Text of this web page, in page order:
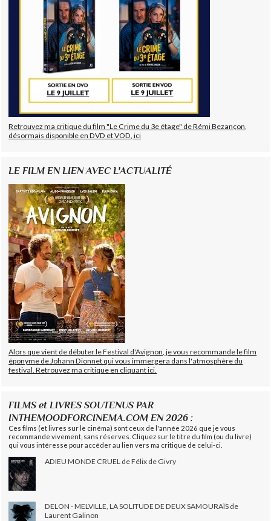
Retrouvez ma critique du film "Le Crime du 3e étage" de Rémi Bezançon,
désormais disponible en DVD et VOD, ici
LE FILM EN LIEN AVEC L'ACTUALITÉ
Alors que vient de débuter le Festival d'Avignon, je vous recommande le film
éponyme de Johann Dionnet qui vous immergera dans l'atmosphère du
festival. Retrouvez ma critique en cliquant ici.
FILMS et LIVRES SOUTENUS PAR
INTHEMOODFORCINEMA.COM EN 2026 :
Ces films (et livres sur le cinéma) sont ceux de l'année 2026 que je vous
recommande vivement, sans réserves. Cliquez sur le titre du film (ou du livre)
qui vous intéresse pour accéder au lien vers ma critique de celui-ci.
ADIEU MONDE CRUEL de Félix de Givry
DELON - MELVILLE, LA SOLITUDE DE DEUX SAMOURAÏS de
Laurent Galinon